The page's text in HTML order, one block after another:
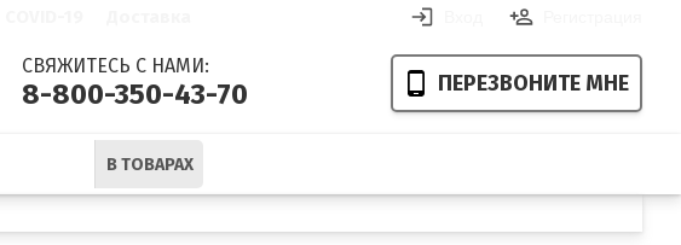
СВЯЖИТЕСЬ С НАМИ:
8-800-350-43-70 ПЕРЕЗВОНИТЕ МНЕ
В ТОВАРАХ